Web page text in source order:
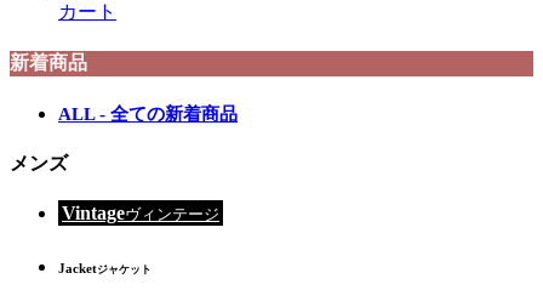
カート
新着商品
ALL - 全ての新着商品
メンズ
Vintageヴィンテージ
Jacketジャケット